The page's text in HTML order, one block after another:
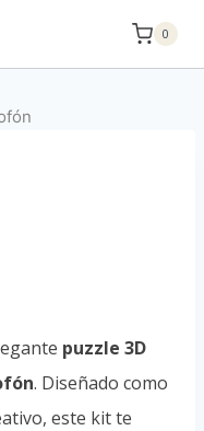
0
puzzle 3D
. Diseñado como
este kit te